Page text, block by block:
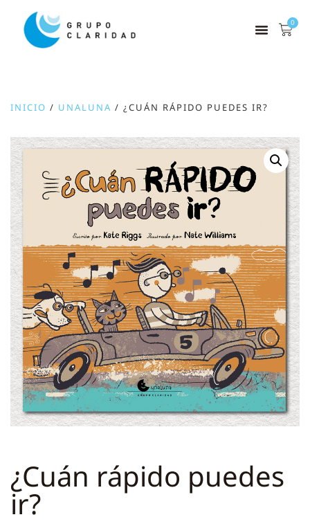
0
INICIO / UNALUNA / ¿CUÁN RÁPIDO PUEDES IR?
¿Cuán rápido puedes
ir?